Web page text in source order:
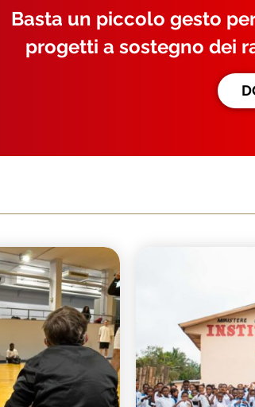
Basta un piccolo gesto
progetti a sostegno dei